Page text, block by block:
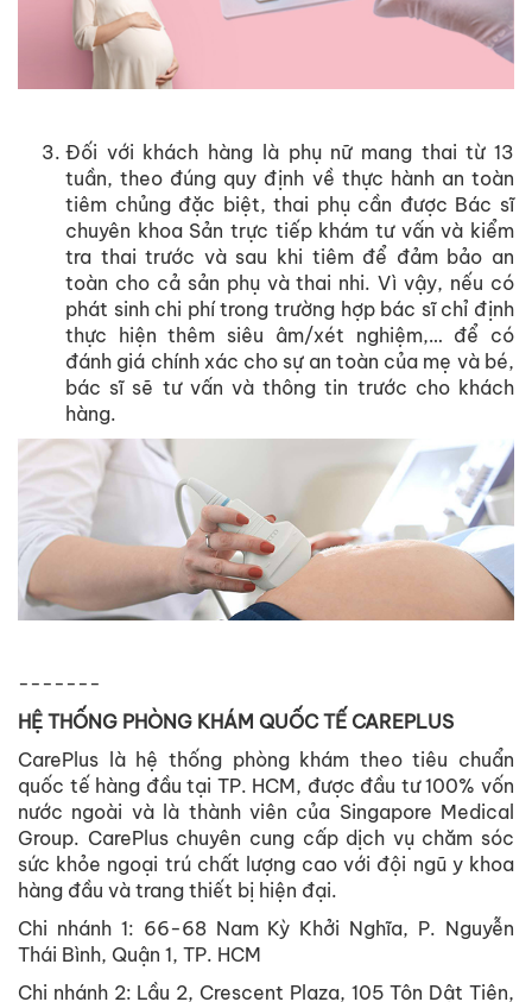
Đối với khách hàng là phụ nữ mang thai từ 13
tuần, theo đúng quy định về thực hành an toàn
tiêm chủng đặc biệt, thai phụ cần được Bác sĩ
chuyên khoa Sản trực tiếp khám tư vấn và kiểm
tra thai trước và sau khi tiêm để đảm bảo an
toàn cho cả sản phụ và thai nhi. Vì vậy, nếu có
phát sinh chi phí trong trường hợp bác sĩ chỉ định
thực hiện thêm siêu âm/xét nghiệm,… để có
đánh giá chính xác cho sự an toàn của mẹ và bé,
bác sĩ sẽ tư vấn và thông tin trước cho khách
hàng.
-------
HỆ THỐNG PHÒNG KHÁM QUỐC TẾ CAREPLUS
CarePlus là hệ thống phòng khám theo tiêu chuẩn
quốc tế hàng đầu tại TP. HCM, được đầu tư 100% vốn
nước ngoài và là thành viên của Singapore Medical
Group. CarePlus chuyên cung cấp dịch vụ chăm sóc
sức khỏe ngoại trú chất lượng cao với đội ngũ y khoa
hàng đầu và trang thiết bị hiện đại.
Chi nhánh 1: 66-68 Nam Kỳ Khởi Nghĩa, P. Nguyễn
Thái Bình, Quận 1, TP. HCM
Chi nhánh 2: Lầu 2, Crescent Plaza, 105 Tôn Dật Tiên,